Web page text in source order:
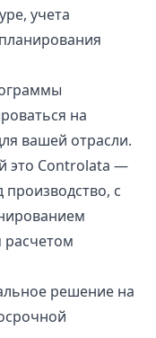
учета
на
вашей отрасли.
это Controlata —
с
расчетом
решение на